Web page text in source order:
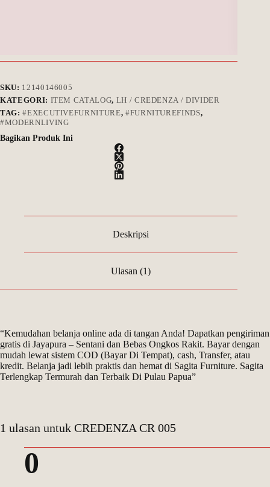
SKU: 12140146005
KATEGORI: ITEM CATALOG, LH / CREDENZA / DIVIDER
TAG:#EXECUTIVEFURNITURE, #FURNITUREFINDS,
#MODERNLIVING
Bagikan Produk Ini
Deskripsi
Ulasan (1)
“Kemudahan belanja online ada di tangan Anda! Dapatkan pengiriman
gratis di Jayapura – Sentani dan Bebas Ongkos Rakit. Bayar dengan
mudah lewat sistem COD (Bayar Di Tempat), cash, Transfer, atau
kredit. Belanja jadi lebih praktis dan hemat di Sagita Furniture. Sagita
Terlengkap Termurah dan Terbaik Di Pulau Papua”
1 ulasan untuk CREDENZA CR 005
0